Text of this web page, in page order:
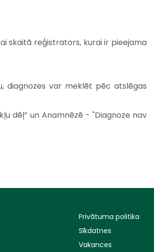
skaitā reģistrators, kurai ir pieejama
diagnozes var meklēt pēc atslēgas
dēļ” un Anamnēzē - "Diagnoze nav
Privātuma politika
Sīkdatnes
Vakances